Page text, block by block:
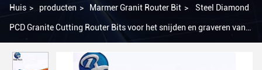
Huis > producten > Marmer Granit Router Bit > Steel Diamond
PCD Granite Cutting Router Bits voor het snijden en graveren van